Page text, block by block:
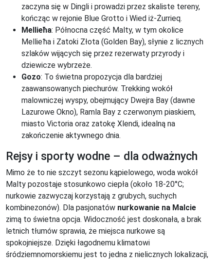
zaczyna się w Dingli i prowadzi przez skaliste tereny,
kończąc w rejonie Blue Grotto i Wied iż-Żurrieq.
Mellieħa: Północna część Malty, w tym okolice
Mellieħa i Zatoki Złota (Golden Bay), słynie z licznych
szlaków wijących się przez rezerwaty przyrody i
dziewicze wybrzeże.
Gozo: To świetna propozycja dla bardziej
zaawansowanych piechurów. Trekking wokół
malowniczej wyspy, obejmujący Dwejra Bay (dawne
Lazurowe Okno), Ramla Bay z czerwonym piaskiem,
miasto Victoria oraz zatokę Xlendi, idealną na
zakończenie aktywnego dnia.
Rejsy i sporty wodne – dla odważnych
Mimo że to nie szczyt sezonu kąpielowego, woda wokół
Malty pozostaje stosunkowo ciepła (około 18-20°C;
nurkowie zazwyczaj korzystają z grubych, suchych
kombinezonów). Dla pasjonatów nurkowanie na Malcie
zimą to świetna opcja. Widoczność jest doskonała, a brak
letnich tłumów sprawia, że miejsca nurkowe są
spokojniejsze. Dzięki łagodnemu klimatowi
śródziemnomorskiemu jest to jedna z nielicznych lokalizacji,